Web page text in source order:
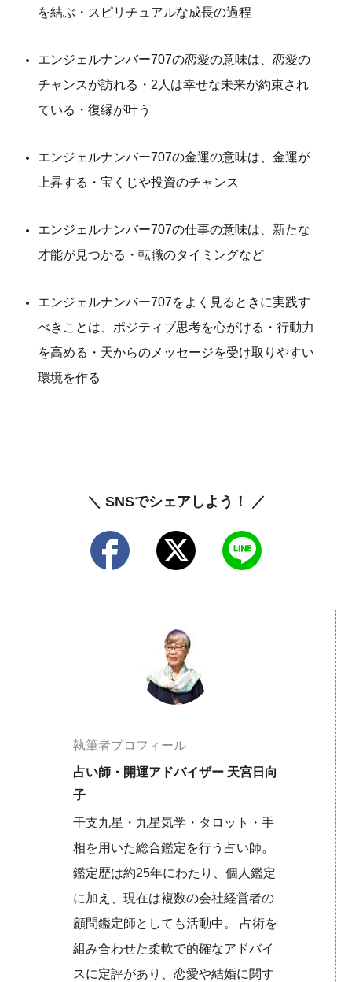
を結ぶ・スピリチュアルな成長の過程
エンジェルナンバー707の恋愛の意味は、恋愛の
チャンスが訪れる・2人は幸せな未来が約束され
ている・復縁が叶う
エンジェルナンバー707の金運の意味は、金運が
上昇する・宝くじや投資のチャンス
エンジェルナンバー707の仕事の意味は、新たな
才能が見つかる・転職のタイミングなど
エンジェルナンバー707をよく見るときに実践す
べきことは、ポジティブ思考を心がける・行動力
を高める・天からのメッセージを受け取りやすい
環境を作る
＼ SNSでシェアしよう！ ／
執筆者プロフィール
占い師・開運アドバイザー 天宮日向
子
干支九星・九星気学・タロット・手
相を用いた総合鑑定を行う占い師。
鑑定歴は約25年にわたり、個人鑑定
に加え、現在は複数の会社経営者の
顧問鑑定師としても活動中。 占術を
組み合わせた柔軟で的確なアドバイ
スに定評があり、恋愛や結婚に関す